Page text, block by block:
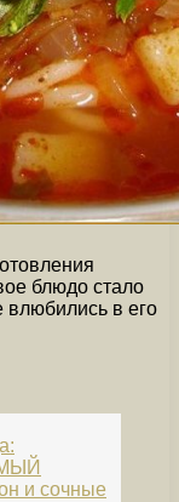
блюдо стало
влюбились в его
и сочные